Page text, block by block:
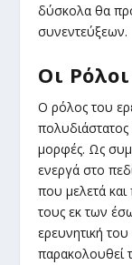
δύσκολα θα
συνεντεύξεων.
Οι
Ο ρόλος του
πολυδιάστατος
μορφές. Ως
ενεργά στο
που μελετά και
τους εκ των
ερευνητική
παρακολουθεί